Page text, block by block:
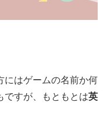
にはゲームの名前か何
ですが、もともとは英